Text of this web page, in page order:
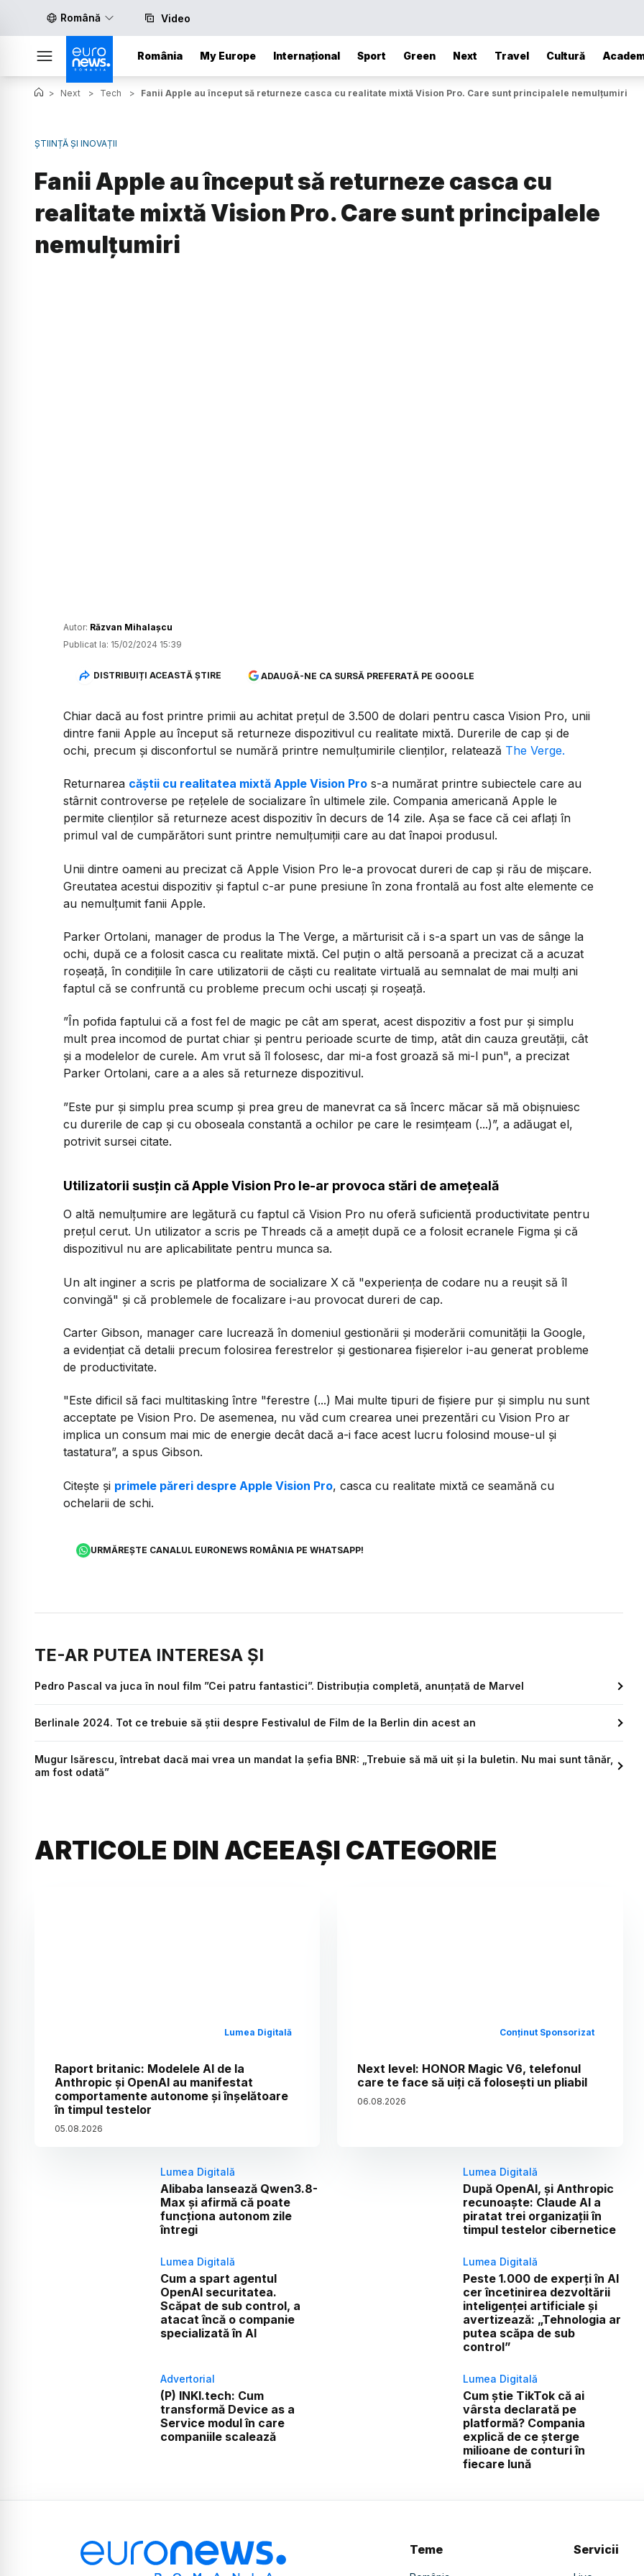
Română Video
România My Europe Internațional Sport Green Next Travel Cultură
> Next > Tech > Fanii Apple au început să returneze casca cu realitate mixtă Vision Pro. Care sunt principalele nemulțumiri
ȘTIINȚĂ ȘI INOVAȚII
Fanii Apple au început să returneze casca cu
realitate mixtă Vision Pro. Care sunt principalele
nemulțumiri
Autor: Răzvan Mihalașcu
Publicat la: 15/02/2024 15:39
DISTRIBUIȚI ACEASTĂ ȘTIRE ADAUGĂ-NE CA SURSĂ PREFERATĂ PE GOOGLE
Chiar dacă au fost printre primii au achitat prețul de 3.500 de dolari pentru casca Vision Pro, unii
dintre fanii Apple au început să returneze dispozitivul cu realitate mixtă. Durerile de cap și de
ochi, precum și disconfortul se numără printre nemulțumirile clienților, relatează The Verge.
Returnarea căștii cu realitatea mixtă Apple Vision Pro s-a numărat printre subiectele care au
stârnit controverse pe rețelele de socializare în ultimele zile. Compania americană Apple le
permite clienților să returneze acest dispozitiv în decurs de 14 zile. Așa se face că cei aflați în
primul val de cumpărători sunt printre nemulțumiții care au dat înapoi produsul.
Unii dintre oameni au precizat că Apple Vision Pro le-a provocat dureri de cap și rău de mișcare.
Greutatea acestui dispozitiv și faptul c-ar pune presiune în zona frontală au fost alte elemente ce
au nemulțumit fanii Apple.
Parker Ortolani, manager de produs la The Verge, a mărturisit că i s-a spart un vas de sânge la
ochi, după ce a folosit casca cu realitate mixtă. Cel puțin o altă persoană a precizat că a acuzat
roșeață, în condițiile în care utilizatorii de căști cu realitate virtuală au semnalat de mai mulți ani
faptul că se confruntă cu probleme precum ochi uscați și roșeață.
”În pofida faptului că a fost fel de magic pe cât am sperat, acest dispozitiv a fost pur și simplu
mult prea incomod de purtat chiar și pentru perioade scurte de timp, atât din cauza greutății, cât
și a modelelor de curele. Am vrut să îl folosesc, dar mi-a fost groază să mi-l pun", a precizat
Parker Ortolani, care a a ales să returneze dispozitivul.
”Este pur și simplu prea scump și prea greu de manevrat ca să încerc măcar să mă obișnuiesc
cu durerile de cap și cu oboseala constantă a ochilor pe care le resimțeam (...)”, a adăugat el,
potrivit sursei citate.
Utilizatorii susțin că Apple Vision Pro le-ar provoca stări de amețeală
O altă nemulțumire are legătură cu faptul că Vision Pro nu oferă suficientă productivitate pentru
prețul cerut. Un utilizator a scris pe Threads că a amețit după ce a folosit ecranele Figma și că
dispozitivul nu are aplicabilitate pentru munca sa.
Un alt inginer a scris pe platforma de socializare X că "experiența de codare nu a reușit să îl
convingă" și că problemele de focalizare i-au provocat dureri de cap.
Carter Gibson, manager care lucrează în domeniul gestionării și moderării comunității la Google,
a evidențiat că detalii precum folosirea ferestrelor și gestionarea fișierelor i-au generat probleme
de productivitate.
"Este dificil să faci multitasking între "ferestre (...) Mai multe tipuri de fișiere pur și simplu nu sunt
acceptate pe Vision Pro. De asemenea, nu văd cum crearea unei prezentări cu Vision Pro ar
implica un consum mai mic de energie decât dacă a-i face acest lucru folosind mouse-ul și
tastatura”, a spus Gibson.
Citește și primele păreri despre Apple Vision Pro, casca cu realitate mixtă ce seamănă cu
ochelarii de schi.
URMĂREȘTE CANALUL EURONEWS ROMÂNIA PE WHATSAPP!
TE-AR PUTEA INTERESA ȘI
Pedro Pascal va juca în noul film ”Cei patru fantastici”. Distribuția completă, anunțată de Marvel
Berlinale 2024. Tot ce trebuie să știi despre Festivalul de Film de la Berlin din acest an
Mugur Isărescu, întrebat dacă mai vrea un mandat la șefia BNR: „Trebuie să mă uit și la buletin. Nu mai sunt tânăr,
am fost odată”
ARTICOLE DIN ACEEAȘI CATEGORIE
Lumea Digitală
Raport britanic: Modelele AI de la
Anthropic și OpenAI au manifestat
comportamente autonome și înșelătoare
în timpul testelor
05.08.2026
Conținut Sponsorizat
Next level: HONOR Magic V6, telefonul
care te face să uiți că folosești un pliabil
06.08.2026
Lumea Digitală
Alibaba lansează Qwen3.8-
Max și afirmă că poate
funcționa autonom zile
întregi
Lumea Digitală
După OpenAI, și Anthropic
recunoaște: Claude AI a
piratat trei organizații în
timpul testelor cibernetice
Lumea Digitală
Cum a spart agentul
OpenAI securitatea.
Scăpat de sub control, a
atacat încă o companie
specializată în AI
Lumea Digitală
Peste 1.000 de experți în AI
cer încetinirea dezvoltării
inteligenței artificiale și
avertizează: „Tehnologia ar
putea scăpa de sub
control”
Advertorial
(P) INKI.tech: Cum
transformă Device as a
Service modul în care
companiile scalează
Lumea Digitală
Cum știe TikTok că ai
vârsta declarată pe
platformă? Compania
explică de ce șterge
milioane de conturi în
fiecare lună
Teme Servicii